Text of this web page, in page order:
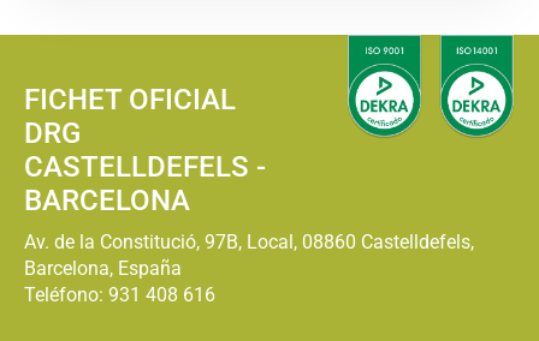
FICHET OFICIAL
DRG
CASTELLDEFELS -
BARCELONA
Av. de la Constitució, 97B, Local, 08860 Castelldefels,
Barcelona, España
Teléfono: 931 408 616